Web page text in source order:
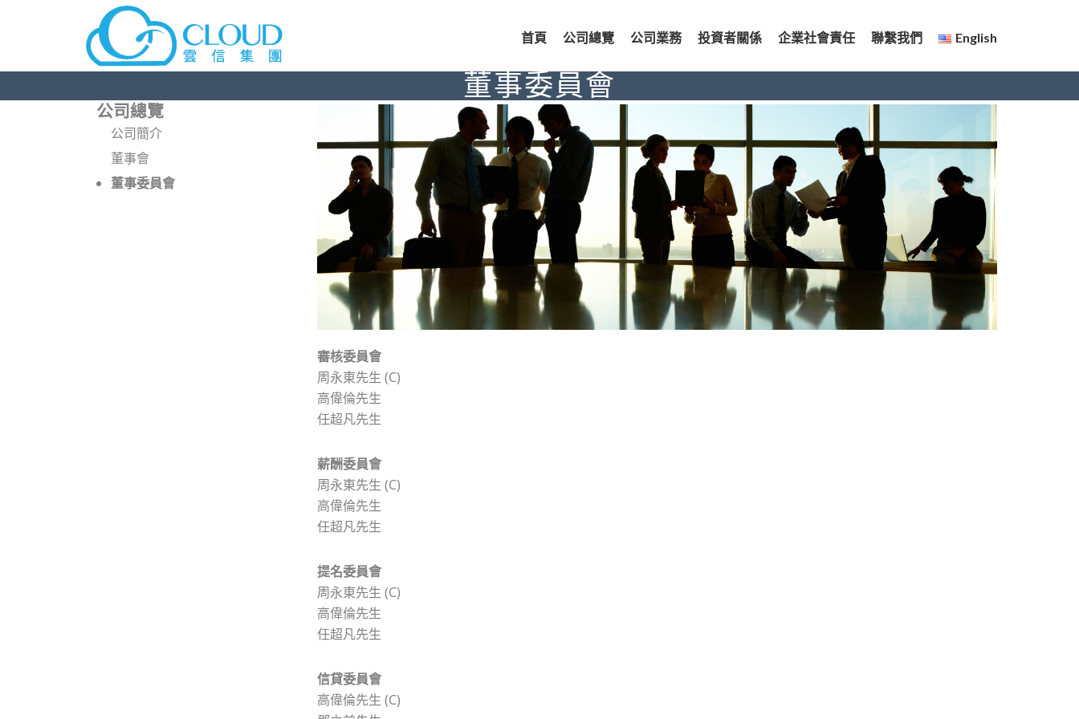
首頁 公司總覽 公司業務 投資者關係 企業社會責任 聯繫我們 English
董事委員會
審核委員會
周永東先生 (C)
高偉倫先生
任超凡先生
薪酬委員會
周永東先生 (C)
高偉倫先生
任超凡先生
提名委員會
周永東先生 (C)
高偉倫先生
任超凡先生
信貸委員會
高偉倫先生 (C)
公司總覽
公司簡介
董事會
董事委員會